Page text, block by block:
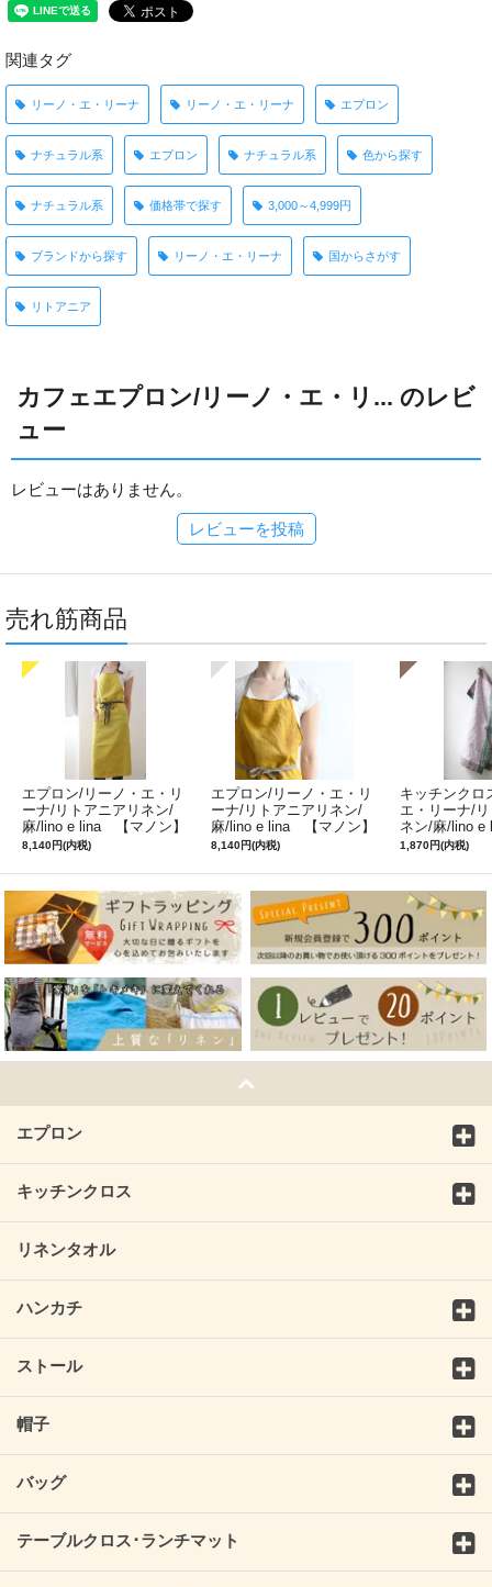
関連タグ
リーノ・エ・リーナ リーノ・エ・リーナ エプロン
ナチュラル系 エプロン ナチュラル系 色から探す
ナチュラル系 価格帯で探す 3,000～4,999円
ブランドから探す リーノ・エ・リーナ 国からさがす
リトアニア
カフェエプロン/リーノ・エ・リ... のレビ
ュー
レビューはありません。
レビューを投稿
売れ筋商品
エプロン/リーノ・エ・リ
ーナ/リトアニアリネン/
麻/lino e lina 【マノン】
ミモザ
8,140円(内税)
エプロン/リーノ・エ・リ
ーナ/リトアニアリネン/
麻/lino e lina 【マノン】
サフランイエロー
8,140円(内税)
キッチンクロ
エ・リーナ/
ネン/麻/lino
ルフィ】パー
1,870円(内税)
エプロン
キッチンクロス
リネンタオル
ハンカチ
ストール
帽子
バッグ
テーブルクロス･ランチマット